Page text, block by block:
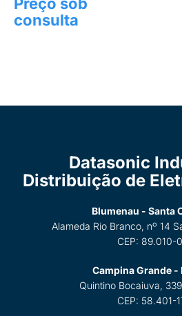
consulta
Datasonic
Distribuição de
Blumenau - Santa
Alameda Rio Branco, nº 14
CEP: 89.010-
Campina Grande -
Quintino Bocaiuva,
CEP: 58.401-